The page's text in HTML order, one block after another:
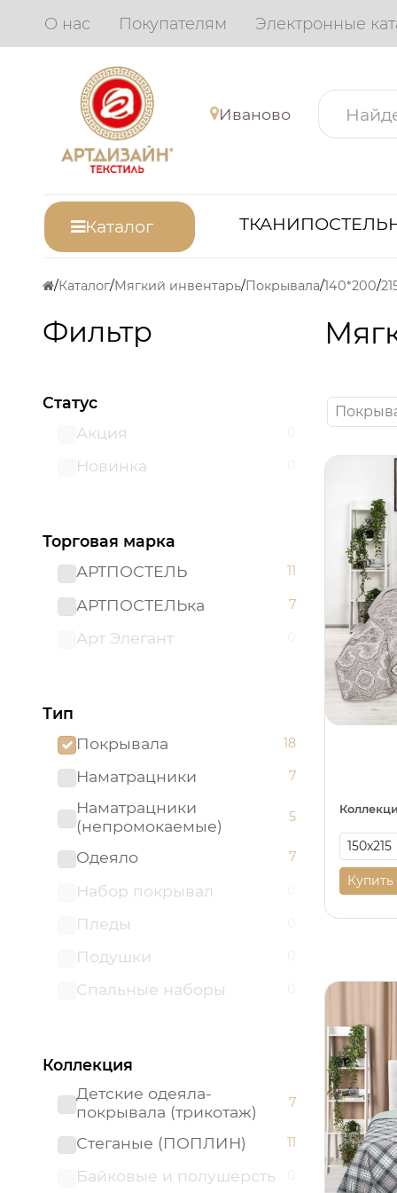
О нас Покупателям Электронные
Иваново
Каталог ТКАНИ
Каталог Мягкий инвентарь Покрывала 140*200
Фильтр
Статус
Акция
0
Новинка 0
Торговая марка
АРТПОСТЕЛЬ
11
АРТПОСТЕЛЬка 7
Арт Элегант 0
Тип
Покрывала
18
Наматрацники 7
Наматрацники
(непромокаемые)
5
Одеяло 7
Набор покрывал 0
Пледы 0
Подушки 0
Спальные наборы 0
Коллекция
Детские одеяла-
покрывала (трикотаж)
7
Стеганые (ПОПЛИН) 11
Байковые и полушерсть 0
Купить